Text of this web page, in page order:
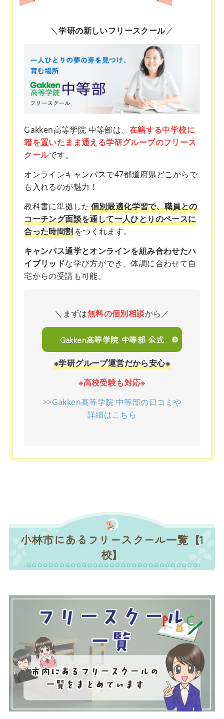
＼学研の新しいフリースクール／
Gakken高等学院 中等部は、 在籍する中学校に
籍を置いたまま通える学研グループのフリース
クールです。
オンラインキャンパスで47都道府県どこからで
も入れるのが魅力！
教科書に準拠した個別最適化学習で、職員との
コーチング面談を通して一人ひとりのペースに
合った時間割をつくれます。
キャンパス通学とオンラインを組み合わせたハ
イブリッドな学び方ができ、体調に合わせて自
宅からの受講も可能。
＼まずは無料の個別相談から／
Gakken高等学院 中等部 公式
※学研グループ運営だから安心※
※高校受験も対応※
>>Gakken高等学院 中等部の口コミや
詳細はこちら
小林市にあるフリースクール一覧【1
校】